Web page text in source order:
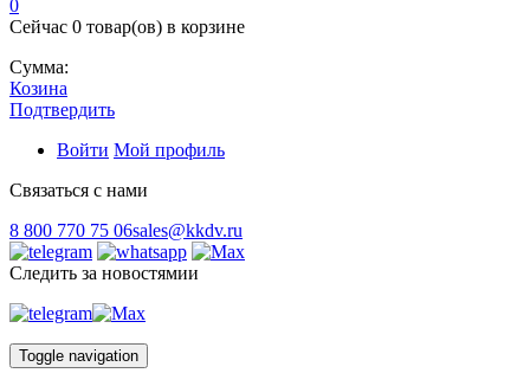
0
Сейчас 0 товар(ов) в корзине
Сумма:
Козина
Подтвердить
Войти Мой профиль
Связаться с нами
8 800 770 75 06sales@kkdv.ru
Следить за новостямии
Toggle navigation